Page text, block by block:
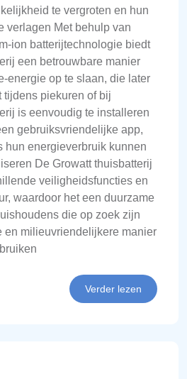
te vergroten en hun
verlagen Met behulp van
ion batterijtechnologie biedt
een betrouwbare manier
energie op te slaan, die later
tijdens piekuren of bij
is eenvoudig te installeren
gebruiksvriendelijke app,
hun energieverbruik kunnen
De Growatt thuisbatterij
veiligheidsfuncties en
waardoor het een duurzame
die op zoek zijn
en milieuvriendelijkere manier
Verder lezen